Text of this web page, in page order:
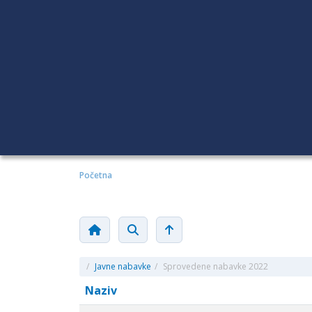
Početna
/ Javne nabavke / Sprovedene nabavke 2022
Naziv